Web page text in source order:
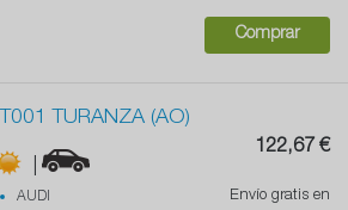
Comprar
TURANZA (AO)
|
AUDI
122,67 €
Envío gratis en